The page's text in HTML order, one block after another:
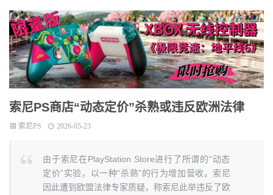
索尼PS商店“动态定价”杀熟或违反欧洲法律
索尼PS 2026-05-23
由于索尼在PlayStation Store进行了所谓的“动态
定价”实验，以一种“杀熟”的行为增加营收。索尼
因此遭到欧盟法律专家质疑，称索尼此举违反了欧